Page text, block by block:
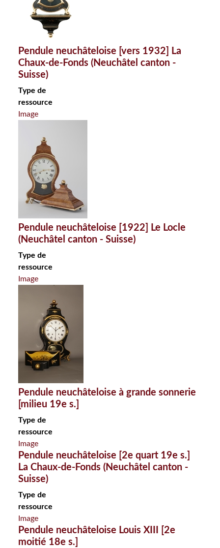
Pendule neuchâteloise [vers 1932] La
Chaux-de-Fonds (Neuchâtel canton -
Suisse)
Type de
ressource
Image
Pendule neuchâteloise [1922] Le Locle
(Neuchâtel canton - Suisse)
Type de
ressource
Image
Pendule neuchâteloise à grande sonnerie
[milieu 19e s.]
Type de
ressource
Image
Pendule neuchâteloise [2e quart 19e s.]
La Chaux-de-Fonds (Neuchâtel canton -
Suisse)
Type de
ressource
Image
Pendule neuchâteloise Louis XIII [2e
moitié 18e s.]